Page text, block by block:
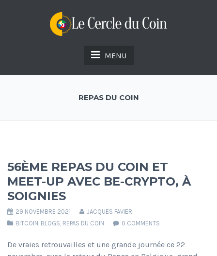
MENU
REPAS DU COIN
56ÈME REPAS DU COIN ET
MEET-UP AVEC BE-CRYPTO, À
SOIGNIES
29 NOVEMBRE 2021
JACQUES FAVIER
BITCOIN, BLOGS, REPAS DU COIN 0 COMMENTS
De vraies retrouvailles et une grande journée ce 22